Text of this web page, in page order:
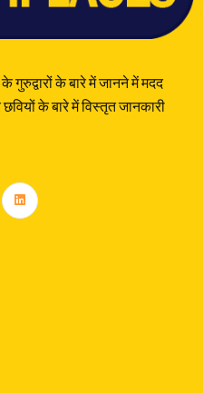
गुरुद्वारों के बारे में जानने में मदद
के बारे में विस्तृत जानकारी